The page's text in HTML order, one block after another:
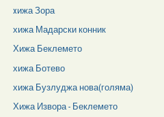
xижа Зора
хижа Мадарски конник
Хижа Беклемето
хижа Ботево
хижа Бузлуджа нова(голяма)
Хижа Извора - Беклемето